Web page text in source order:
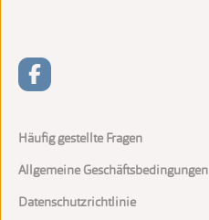
Häufig gestellte Fragen
Allgemeine Geschäftsbedingungen
Datenschutzrichtlinie